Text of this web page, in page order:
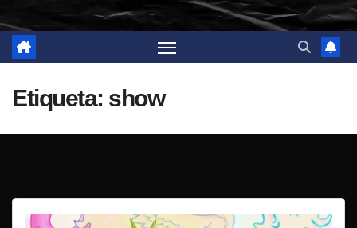
Etiqueta: show